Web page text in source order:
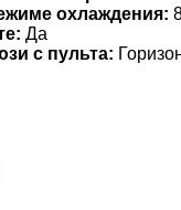
охлаждения:
Да
с пульта: